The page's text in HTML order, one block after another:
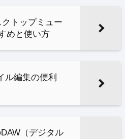
トップミュー
めと使い方
ル編集の便利
（デジタル